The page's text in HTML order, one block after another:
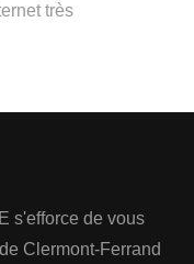
très
s'efforce de vous
Clermont-Ferrand